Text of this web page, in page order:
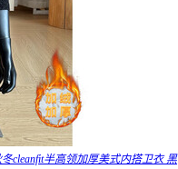
cleanfit半高领加厚美式内搭卫衣 黑